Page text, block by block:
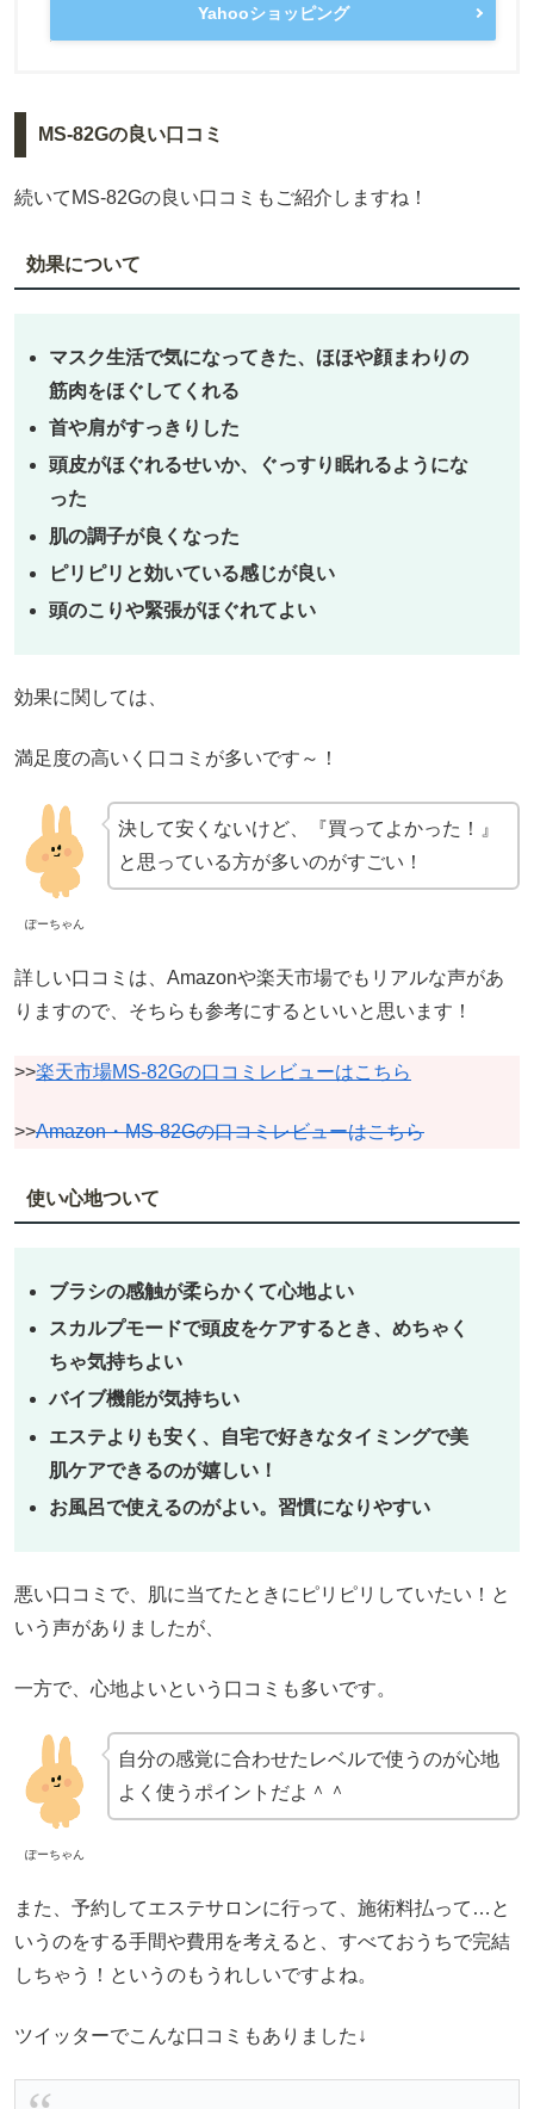
Yahooショッピング
MS-82Gの良い口コミ
続いてMS-82Gの良い口コミもご紹介しますね！
効果について
マスク生活で気になってきた、ほほや顔まわりの
筋肉をほぐしてくれる
首や肩がすっきりした
頭皮がほぐれるせいか、ぐっすり眠れるようにな
った
肌の調子が良くなった
ピリピリと効いている感じが良い
頭のこりや緊張がほぐれてよい
効果に関しては、
満足度の高いく口コミが多いです～！
ぽーちゃん
決して安くないけど、『買ってよかった！』
と思っている方が多いのがすごい！
詳しい口コミは、Amazonや楽天市場でもリアルな声があ
りますので、そちらも参考にするといいと思います！
>>楽天市場MS-82Gの口コミレビューはこちら
>>Amazon・MS-82Gの口コミレビューはこちら
使い心地ついて
ブラシの感触が柔らかくて心地よい
スカルプモードで頭皮をケアするとき、めちゃく
ちゃ気持ちよい
バイブ機能が気持ちい
エステよりも安く、自宅で好きなタイミングで美
肌ケアできるのが嬉しい！
お風呂で使えるのがよい。習慣になりやすい
悪い口コミで、肌に当てたときにピリピリしていたい！と
いう声がありましたが、
一方で、心地よいという口コミも多いです。
ぽーちゃん
自分の感覚に合わせたレベルで使うのが心地
よく使うポイントだよ＾＾
また、予約してエステサロンに行って、施術料払って…と
いうのをする手間や費用を考えると、すべておうちで完結
しちゃう！というのもうれしいですよね。
ツイッターでこんな口コミもありました↓